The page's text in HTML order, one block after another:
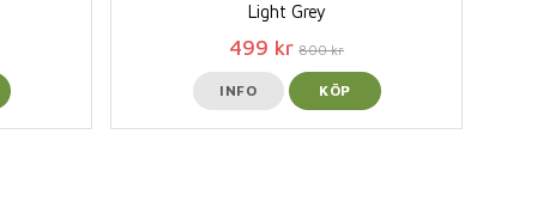
Light Grey
499 kr 800 kr
INFO KÖP